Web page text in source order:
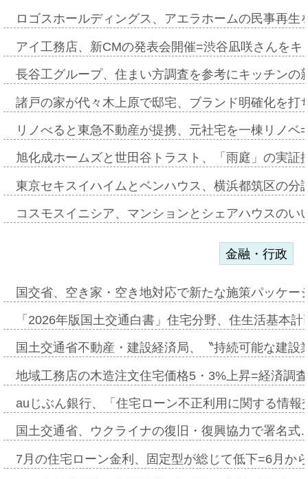
ロゴスホールディングス、アエラホームの民事再
アイ工務店、新CMの発表会開催=渋谷凪咲さんを
長谷工グループ、住まい方調査を参考にキッチン
諸戸の家が代々木上原で邸宅、ブランド明確化を
リノべると東急不動産が提携、元社宅を一棟リノ
旭化成ホームズと世田谷トラスト、「雨庭」の実
東京セキスイハイムとベンハウス、横浜都筑区の
コスモスイニシア、マンションとシェアハウスの
金融・行政
国交省、空き家・空き地対応で新たな施策パッケ
「2026年版国土交通白書」住宅分野、住生活基本
国土交通省不動産・建設経済局、〝持続可能な建
地域工務店の木造注文住宅価格5・3%上昇=経済調
auじぶん銀行、「住宅ローン不正利用に関する情
国土交通省、ウクライナの復旧・復興協力で署名
7月の住宅ローン金利、固定型が総じて低下=6月か